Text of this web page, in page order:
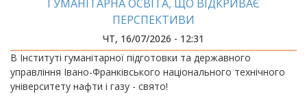
ГУМАНІТАРНА ОСВІТА, ЩО ВІДКРИВАЄ
ПЕРСПЕКТИВИ
ЧТ, 16/07/2026 - 12:31
В Інституті гуманітарної підготовки та державного
управління Івано-Франківського національного технічного
університету нафти і газу - свято!